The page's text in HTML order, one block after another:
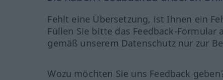
Fehlt eine Übersetzung, ist Ihnen ein
Füllen Sie bitte das Feedback-
gemäß unserem Datenschutz nur zur
Wozu möchten Sie uns Feedback